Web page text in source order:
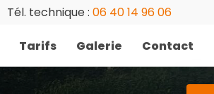
Tél. technique : 06 40 14 96 06
Tarifs Galerie Contact